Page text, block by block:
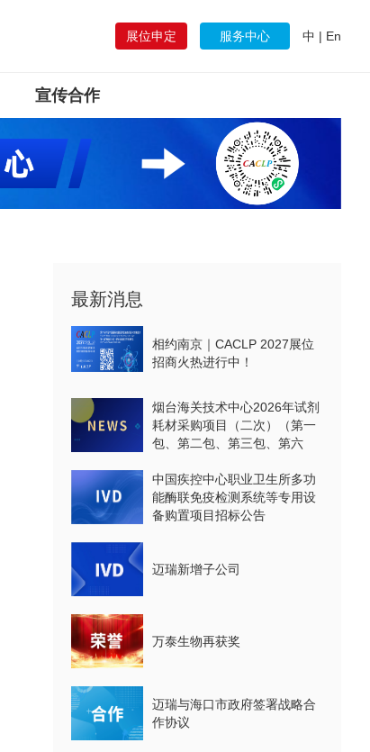
展位申定 服务中心 中 | En
宣传合作
最新消息
相约南京｜CACLP 2027展位
招商火热进行中！
烟台海关技术中心2026年试剂
耗材采购项目（二次）（第一
包、第二包、第三包、第六
标公告
中国疾控中心职业卫生所多功
能酶联免疫检测系统等专用设
备购置项目招标公告
迈瑞新增子公司
万泰生物再获奖
迈瑞与海口市政府签署战略合
作协议